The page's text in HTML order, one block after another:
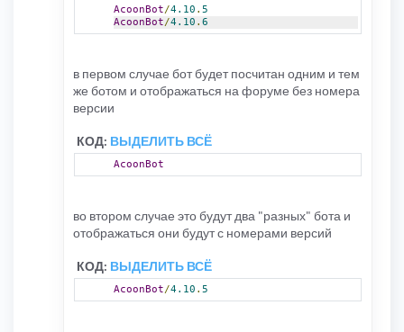
AcoonBot/4.10 . 5
AcoonBot/4.10 . 6
в первом случае бот будет посчитан одним и тем
же ботом и отображаться на форуме без номера
версии
КОД: ВЫДЕЛИТЬ ВСЁ
AcoonBot
во втором случае это будут два "разных" бота и
отображаться они будут с номерами версий
КОД: ВЫДЕЛИТЬ ВСЁ
AcoonBot/4.10 . 5